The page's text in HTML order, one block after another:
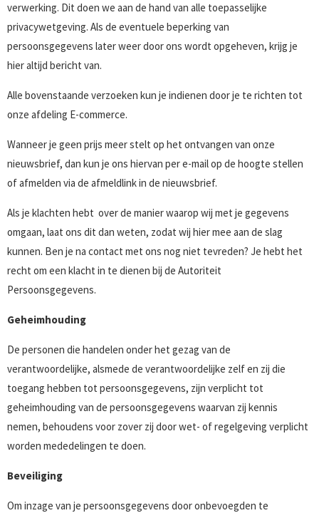
verwerking. Dit doen we aan de hand van alle toepasselijke
privacywetgeving. Als de eventuele beperking van
persoonsgegevens later weer door ons wordt opgeheven, krijg je
hier altijd bericht van.
Alle bovenstaande verzoeken kun je indienen door je te richten tot
onze afdeling E-commerce.
Wanneer je geen prijs meer stelt op het ontvangen van onze
nieuwsbrief, dan kun je ons hiervan per e-mail op de hoogte stellen
of afmelden via de afmeldlink in de nieuwsbrief.
Als je klachten hebt over de manier waarop wij met je gegevens
omgaan, laat ons dit dan weten, zodat wij hier mee aan de slag
kunnen. Ben je na contact met ons nog niet tevreden? Je hebt het
recht om een klacht in te dienen bij de Autoriteit
Persoonsgegevens.
Geheimhouding
De personen die handelen onder het gezag van de
verantwoordelijke, alsmede de verantwoordelijke zelf en zij die
toegang hebben tot persoonsgegevens, zijn verplicht tot
geheimhouding van de persoonsgegevens waarvan zij kennis
nemen, behoudens voor zover zij door wet- of regelgeving verplicht
worden mededelingen te doen.
Beveiliging
Om inzage van je persoonsgegevens door onbevoegden te